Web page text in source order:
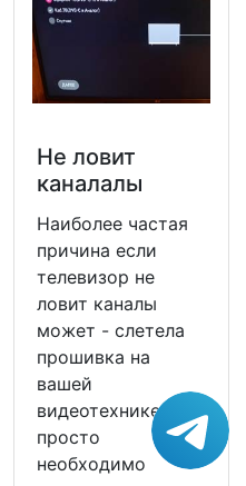
Не ловит
каналалы
Наиболее частая
причина если
телевизор не
ловит каналы
может - слетела
прошивка на
вашей
видеотехнике и ее
просто
необходимо